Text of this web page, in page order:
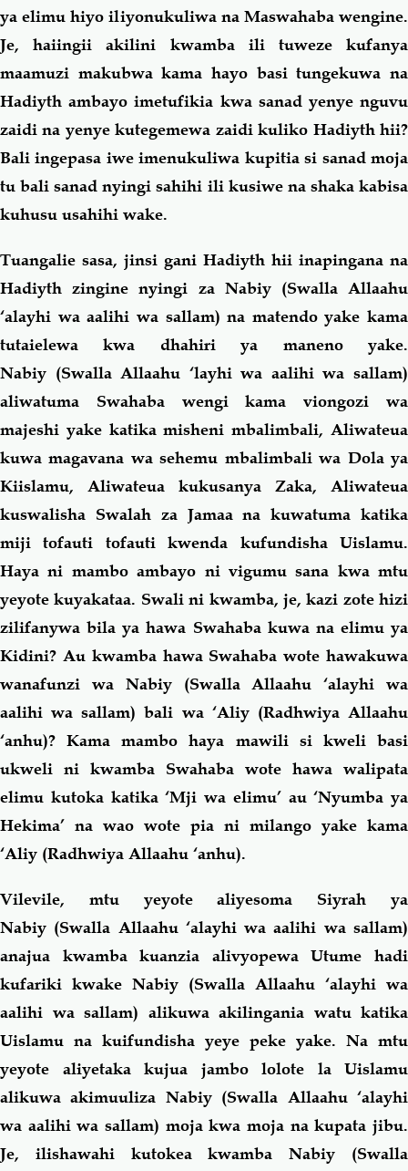
ya elimu hiyo iliyonukuliwa na Maswahaba wengine.
Je, haiingii akilini kwamba ili tuweze kufanya
maamuzi makubwa kama hayo basi tungekuwa na
Hadiyth ambayo imetufikia kwa sanad yenye nguvu
zaidi na yenye kutegemewa zaidi kuliko Hadiyth hii?
Bali ingepasa iwe imenukuliwa kupitia si sanad moja
tu bali sanad nyingi sahihi ili kusiwe na shaka kabisa
kuhusu usahihi wake.
Tuangalie sasa, jinsi gani Hadiyth hii inapingana na
Hadiyth zingine nyingi za Nabiy (Swalla Allaahu
‘alayhi wa aalihi wa sallam) na matendo yake kama
tutaielewa kwa dhahiri ya maneno yake.
Nabiy (Swalla Allaahu ‘layhi wa aalihi wa sallam)
aliwatuma Swahaba wengi kama viongozi wa
majeshi yake katika misheni mbalimbali, Aliwateua
kuwa magavana wa sehemu mbalimbali wa Dola ya
Kiislamu, Aliwateua kukusanya Zaka, Aliwateua
kuswalisha Swalah za Jamaa na kuwatuma katika
miji tofauti tofauti kwenda kufundisha Uislamu.
Haya ni mambo ambayo ni vigumu sana kwa mtu
yeyote kuyakataa. Swali ni kwamba, je, kazi zote hizi
zilifanywa bila ya hawa Swahaba kuwa na elimu ya
Kidini? Au kwamba hawa Swahaba wote hawakuwa
wanafunzi wa Nabiy (Swalla Allaahu ‘alayhi wa
aalihi wa sallam) bali wa ‘Aliy (Radhwiya Allaahu
‘anhu)? Kama mambo haya mawili si kweli basi
ukweli ni kwamba Swahaba wote hawa walipata
elimu kutoka katika ‘Mji wa elimu’ au ‘Nyumba ya
Hekima’ na wao wote pia ni milango yake kama
‘Aliy (Radhwiya Allaahu ‘anhu).
Vilevile, mtu yeyote aliyesoma Siyrah ya
Nabiy (Swalla Allaahu ‘alayhi wa aalihi wa sallam)
anajua kwamba kuanzia alivyopewa Utume hadi
kufariki kwake Nabiy (Swalla Allaahu ‘alayhi wa
aalihi wa sallam) alikuwa akilingania watu katika
Uislamu na kuifundisha yeye peke yake. Na mtu
yeyote aliyetaka kujua jambo lolote la Uislamu
alikuwa akimuuliza Nabiy (Swalla Allaahu ‘alayhi
wa aalihi wa sallam) moja kwa moja na kupata jibu.
Je, ilishawahi kutokea kwamba Nabiy (Swalla